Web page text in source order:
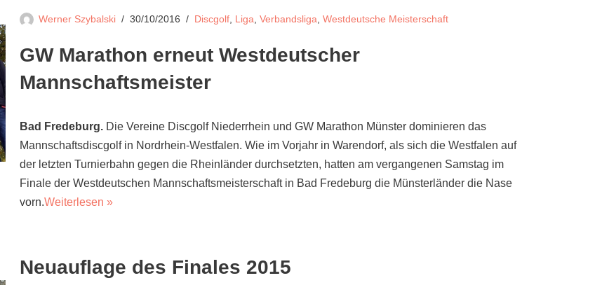
Werner Szybalski 30/10/2016 Discgolf, Liga, Verbandsliga, Westdeutsche Meisterschaft
GW Marathon erneut Westdeutscher
Mannschaftsmeister
Bad Fredeburg. Die Vereine Discgolf Niederrhein und GW Marathon Münster dominieren das
Mannschaftsdiscgolf in Nordrhein-Westfalen. Wie im Vorjahr in Warendorf, als sich die Westfalen auf
der letzten Turnierbahn gegen die Rheinländer durchsetzten, hatten am vergangenen Samstag im
Finale der Westdeutschen Mannschaftsmeisterschaft in Bad Fredeburg die Münsterländer die Nase
vorn.Weiterlesen »
Neuauflage des Finales 2015